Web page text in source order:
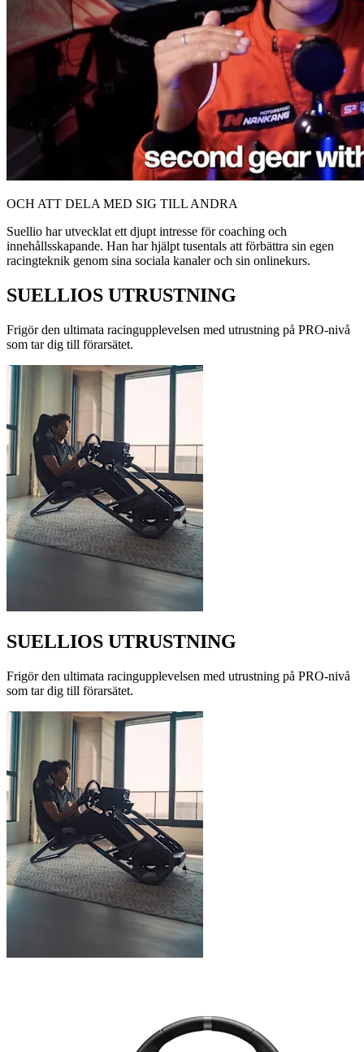
OCH ATT DELA MED SIG TILL ANDRA
Suellio har utvecklat ett djupt intresse för coaching och
innehållsskapande. Han har hjälpt tusentals att förbättra sin egen
racingteknik genom sina sociala kanaler och sin onlinekurs.
SUELLIOS UTRUSTNING
Frigör den ultimata racingupplevelsen med utrustning på PRO-nivå
som tar dig till förarsätet.
SUELLIOS UTRUSTNING
Frigör den ultimata racingupplevelsen med utrustning på PRO-nivå
som tar dig till förarsätet.